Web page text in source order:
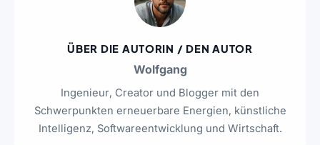
ÜBER DIE AUTORIN / DEN AUTOR
Wolfgang
Ingenieur, Creator und Blogger mit den
Schwerpunkten erneuerbare Energien, künstliche
Intelligenz, Softwareentwicklung und Wirtschaft.